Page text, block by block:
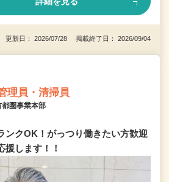
更新日： 2026/07/28 掲載終了日： 2026/09/04
理員・清掃員
圏事業本部
ンクOK！がっつり働きたい方歓迎
します！！